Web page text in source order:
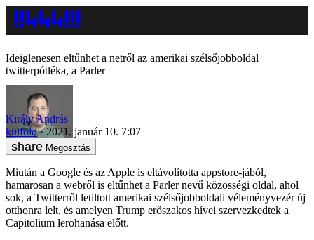
Ideiglenesen eltűnhet a netről az amerikai szélsőjobboldal
twitterpótléka, a Parler
Király András
külföld
2021. január 10. 7:07
Megosztás
Miután a Google és az Apple is eltávolította appstore-jából,
hamarosan a webről is eltűnhet a Parler nevű közösségi oldal, ahol
sok, a Twitterről letiltott amerikai szélsőjobboldali véleményvezér új
otthonra lelt, és amelyen Trump erőszakos hívei szervezkedtek a
Capitolium lerohanása előtt.